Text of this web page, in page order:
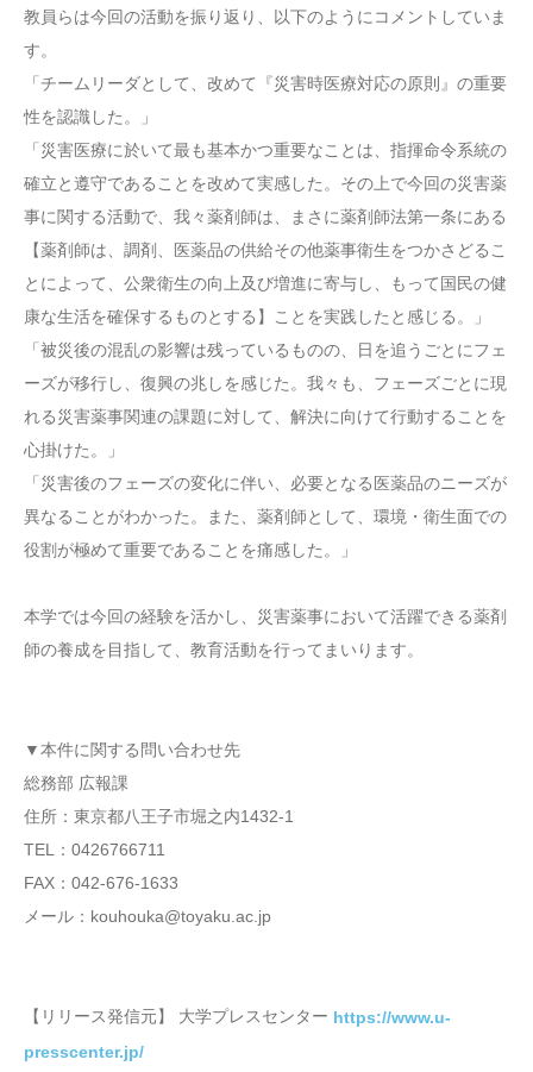
教員らは今回の活動を振り返り、以下のようにコメントしていま
す。
「チームリーダとして、改めて『災害時医療対応の原則』の重要
性を認識した。」
「災害医療に於いて最も基本かつ重要なことは、指揮命令系統の
確立と遵守であることを改めて実感した。その上で今回の災害薬
事に関する活動で、我々薬剤師は、まさに薬剤師法第一条にある
【薬剤師は、調剤、医薬品の供給その他薬事衛生をつかさどるこ
とによって、公衆衛生の向上及び増進に寄与し、もって国民の健
康な生活を確保するものとする】ことを実践したと感じる。」
「被災後の混乱の影響は残っているものの、日を追うごとにフェ
ーズが移行し、復興の兆しを感じた。我々も、フェーズごとに現
れる災害薬事関連の課題に対して、解決に向けて行動することを
心掛けた。」
「災害後のフェーズの変化に伴い、必要となる医薬品のニーズが
異なることがわかった。また、薬剤師として、環境・衛生面での
役割が極めて重要であることを痛感した。」
本学では今回の経験を活かし、災害薬事において活躍できる薬剤
師の養成を目指して、教育活動を行ってまいります。
▼本件に関する問い合わせ先
総務部 広報課
住所：東京都八王子市堀之内1432-1
TEL：0426766711
FAX：042-676-1633
メール：kouhouka@toyaku.ac.jp
【リリース発信元】 大学プレスセンター https://www.u-
presscenter.jp/